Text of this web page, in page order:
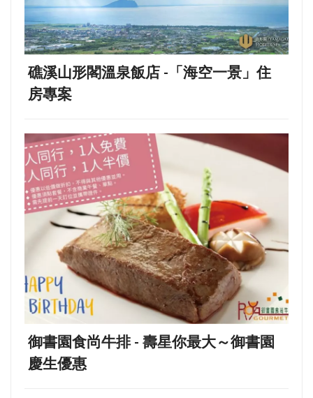
礁溪山形閣溫泉飯店 -「海空一景」住
房專案
御書園食尚牛排 - 壽星你最大～御書園
慶生優惠